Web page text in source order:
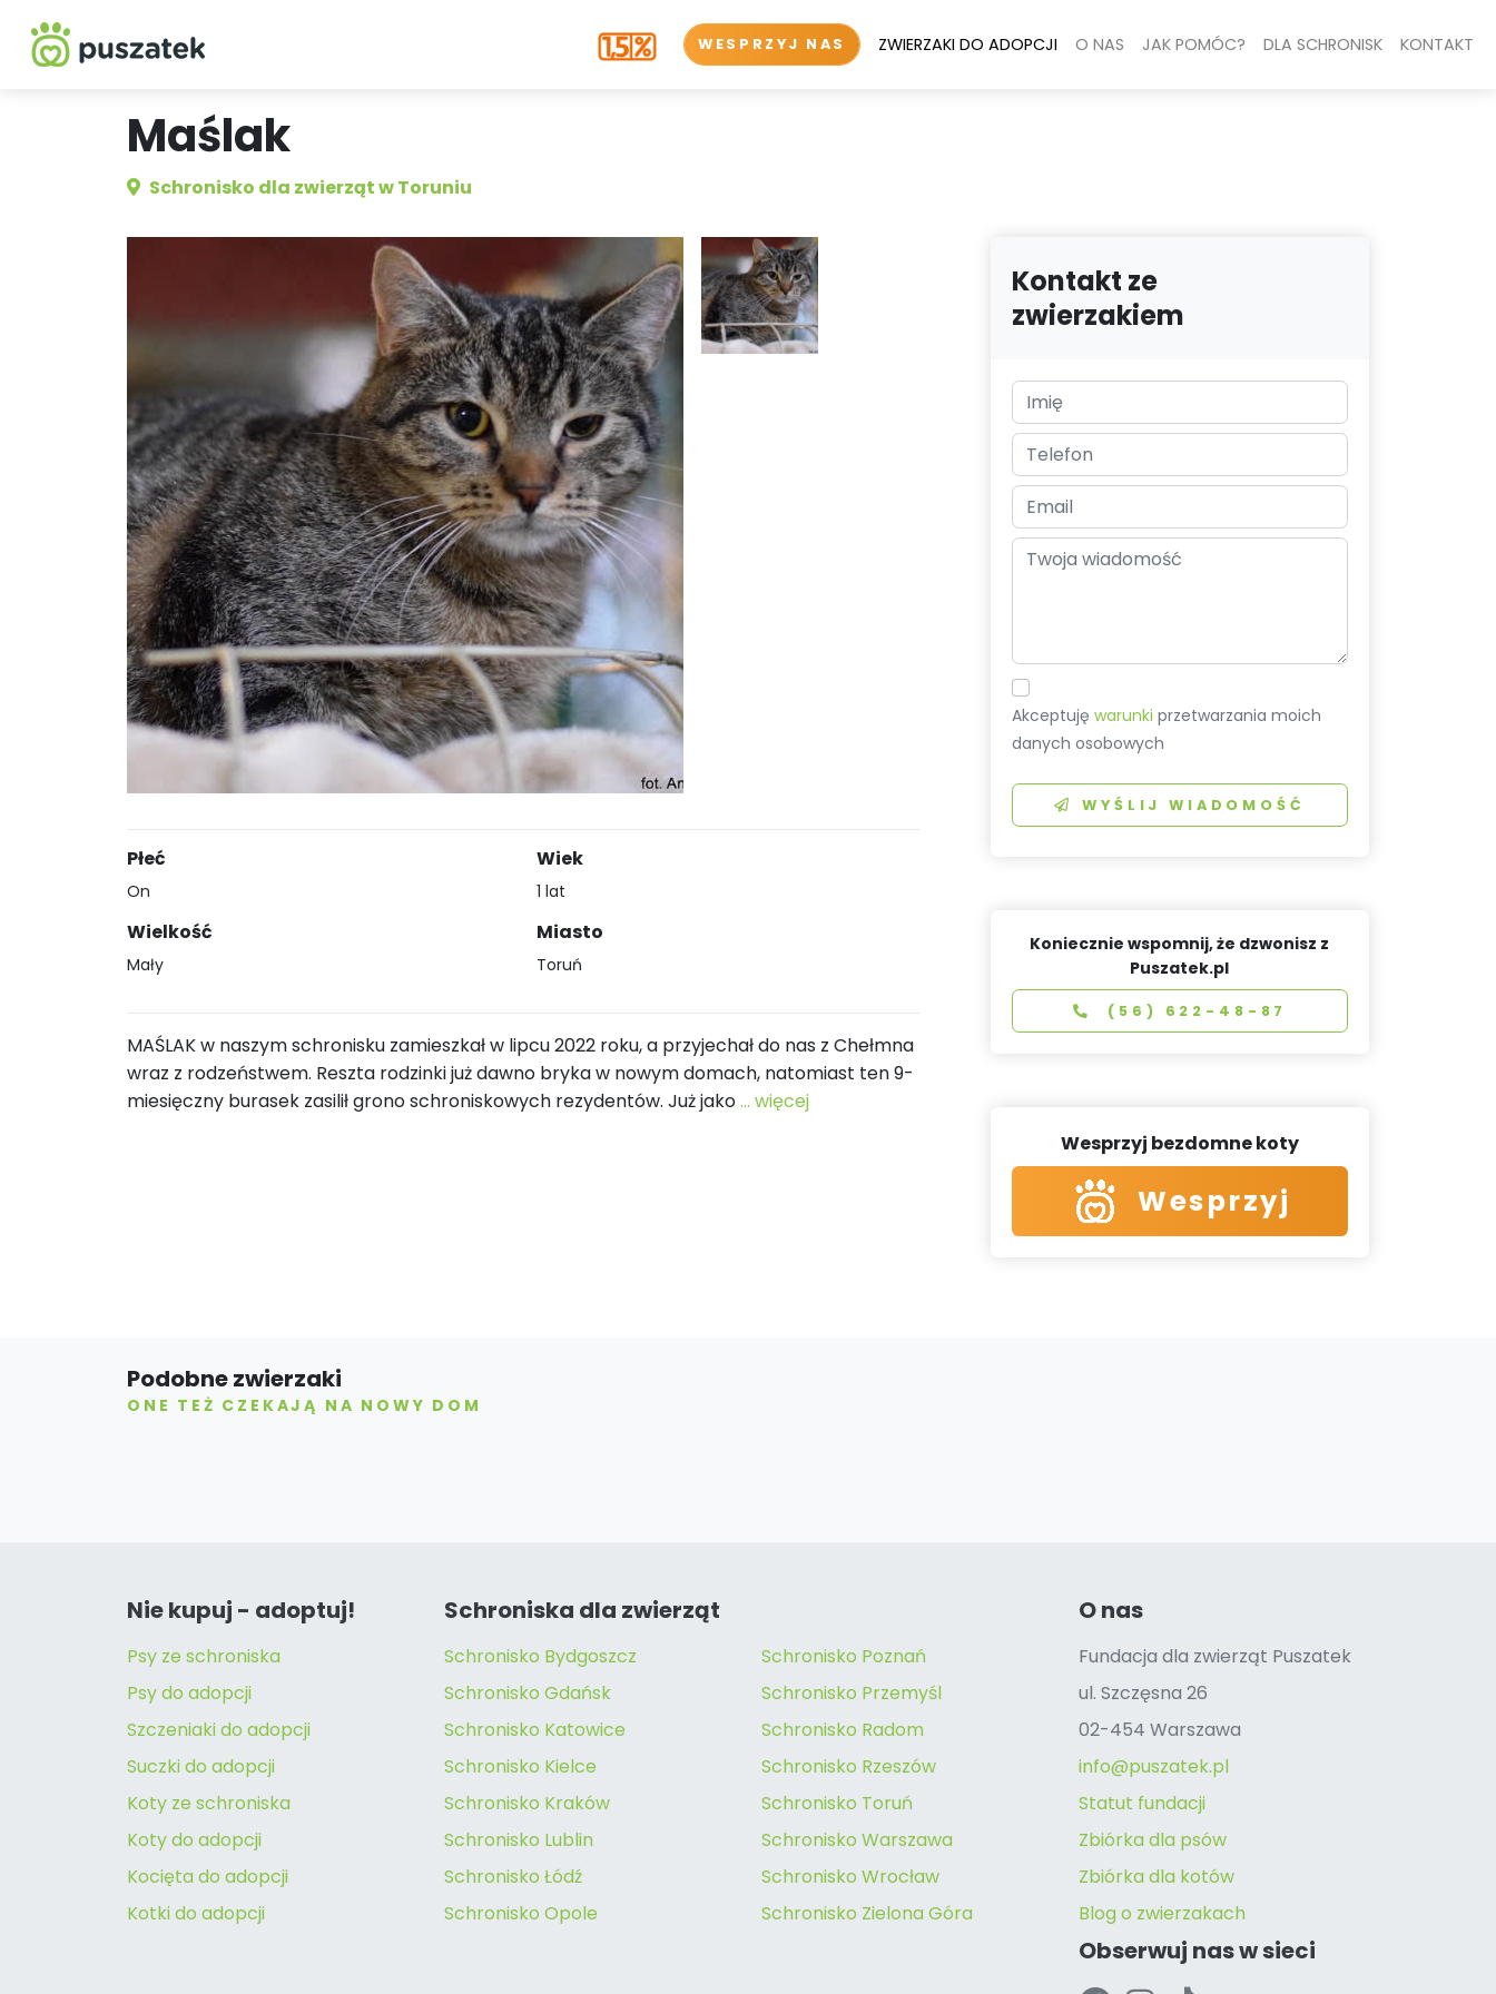
WESPRZYJ NAS ZWIERZAKI DO ADOPCJI O NAS JAK POMÓC? DLA SCHRONISK KONTAKT
Maślak
Schronisko dla zwierząt w Toruniu
Płeć
On
Wielkość
Mały
Wiek
1 lat
Miasto
Toruń
MAŚLAK w naszym schronisku zamieszkał w lipcu 2022 roku, a przyjechał do nas z Chełmna
wraz z rodzeństwem. Reszta rodzinki już dawno bryka w nowym domach, natomiast ten 9-
miesięczny burasek zasilił grono schroniskowych rezydentów. Już jako... więcej
Kontakt ze
zwierzakiem
Akceptujęwarunki przetwarzania moich
danych osobowych
WYŚLIJ WIADOMOŚĆ
Koniecznie wspomnij, że dzwonisz z
Puszatek.pl
(56) 622-48-87
Wesprzyj bezdomne koty
Wesprzyj
Podobne zwierzaki
ONE TEŻ CZEKAJĄ NA NOWY DOM
Nie kupuj - adoptuj!
Psy ze schroniska
Psy do adopcji
Szczeniaki do adopcji
Suczki do adopcji
Koty ze schroniska
Koty do adopcji
Kocięta do adopcji
Kotki do adopcji
Schroniska dla zwierząt
Schronisko Bydgoszcz
Schronisko Gdańsk
Schronisko Katowice
Schronisko Kielce
Schronisko Kraków
Schronisko Lublin
Schronisko Łódź
Schronisko Opole
Schronisko Poznań
Schronisko Przemyśl
Schronisko Radom
Schronisko Rzeszów
Schronisko Toruń
Schronisko Warszawa
Schronisko Wrocław
Schronisko Zielona Góra
O nas
Fundacja dla zwierząt Puszatek
ul. Szczęsna 26
02-454 Warszawa
info@puszatek.pl
Statut fundacji
Zbiórka dla psów
Zbiórka dla kotów
Blog o zwierzakach
Obserwuj nas w sieci